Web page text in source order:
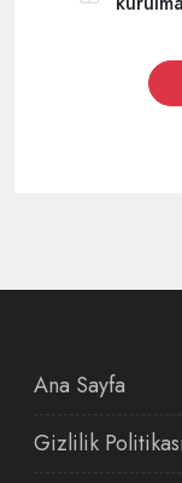
Ana Sayfa
Gizlilik Politikası